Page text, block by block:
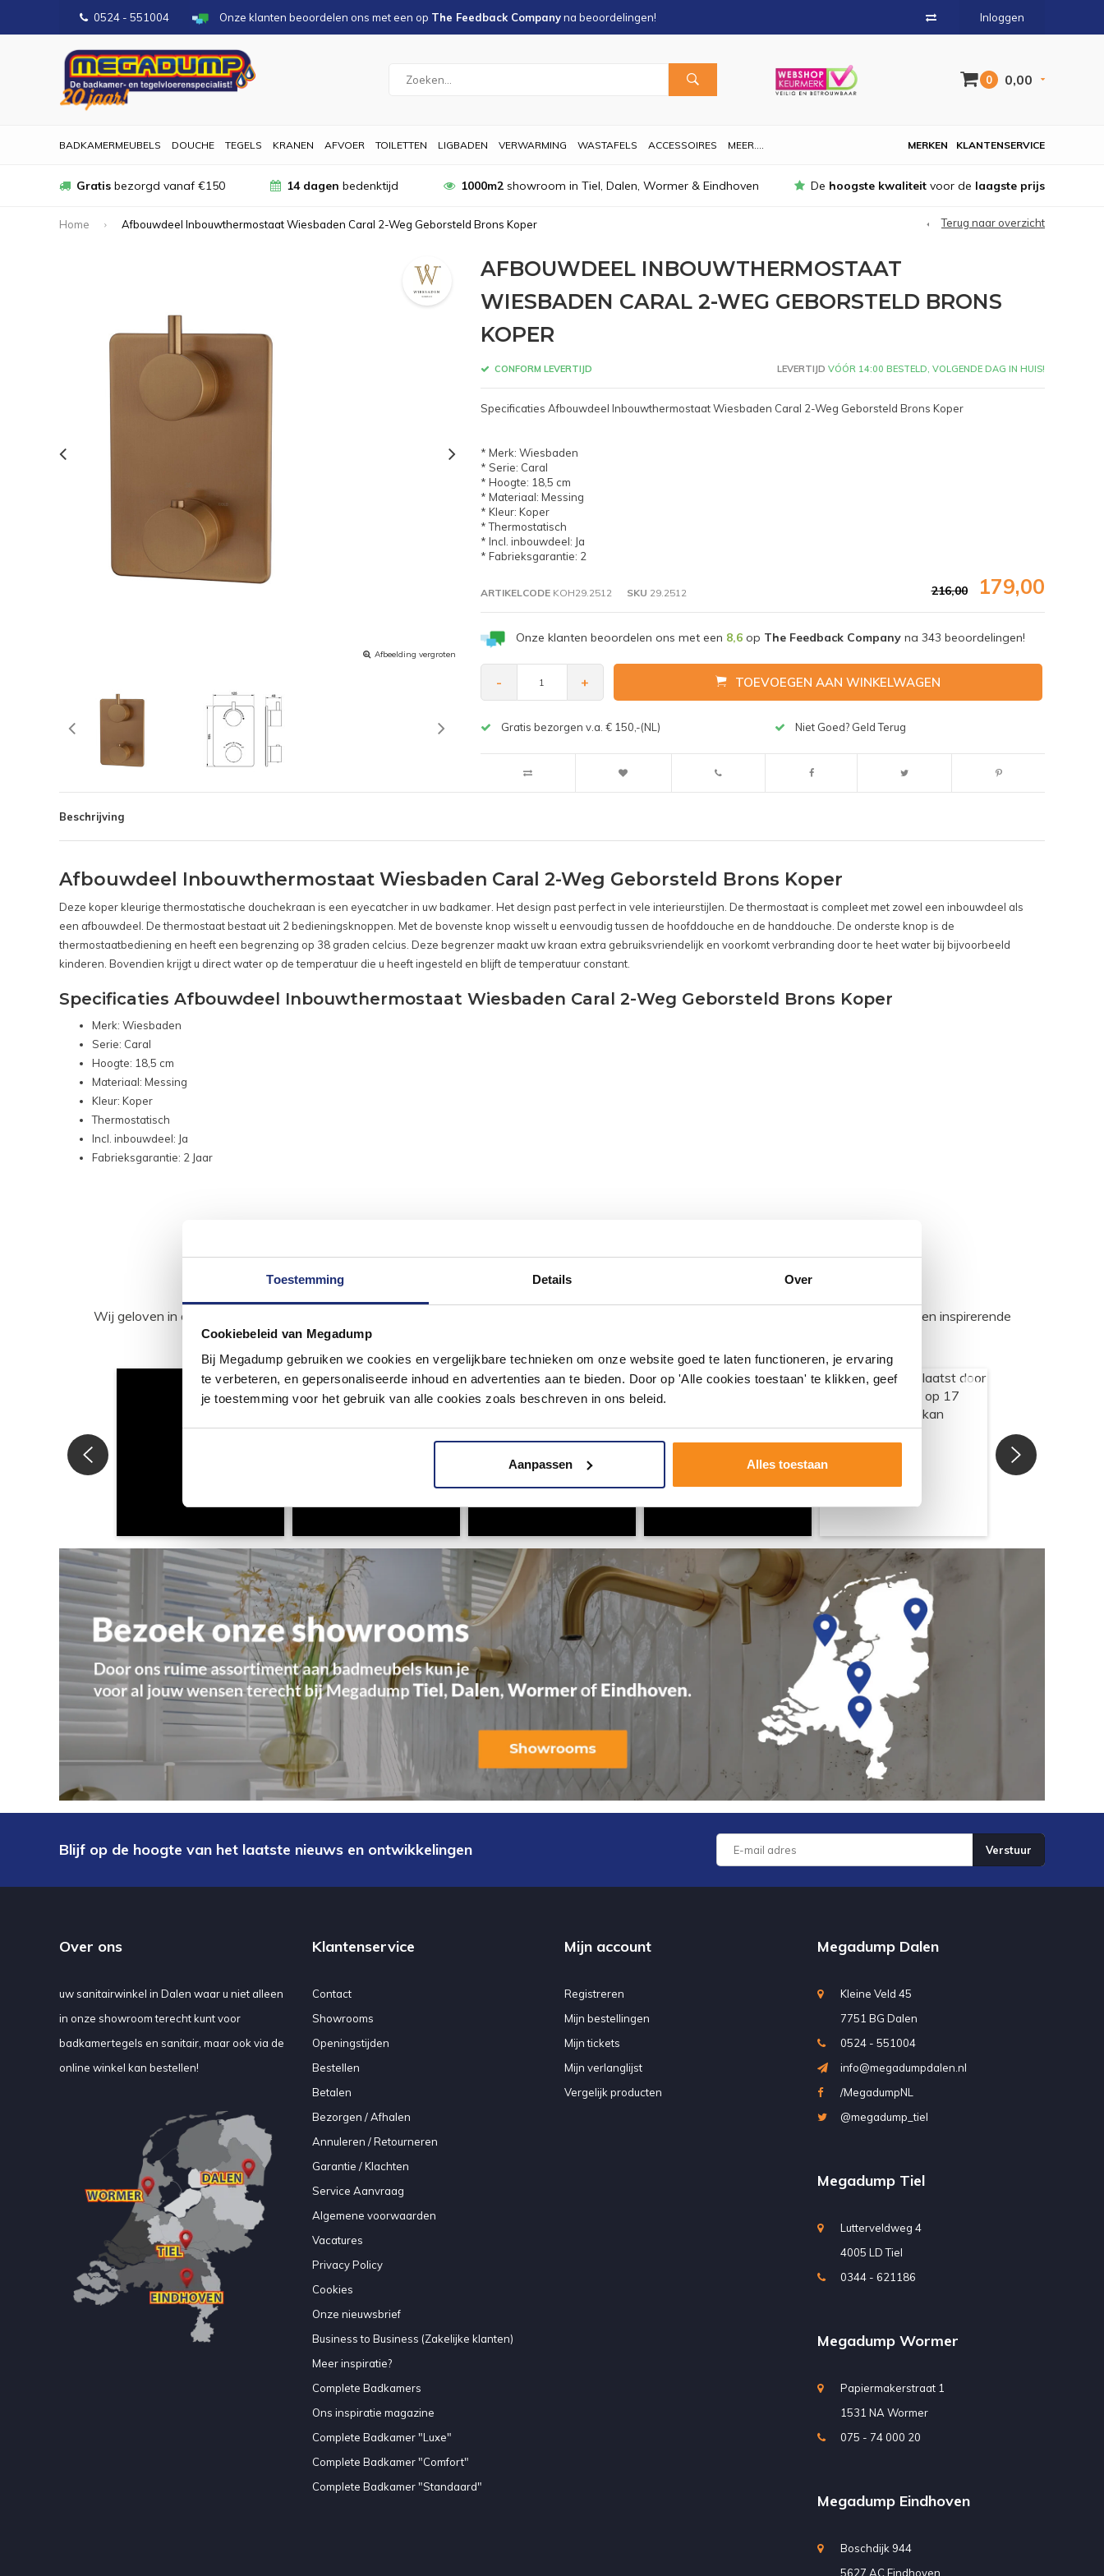
Toestemming Details Over
Cookiebeleid van Megadump
Bij Megadump gebruiken we cookies en vergelijkbare technieken om onze website goed te laten functioneren, je ervaring
te verbeteren, en gepersonaliseerde inhoud en advertenties aan te bieden. Door op 'Alle cookies toestaan' te klikken, geef
je toestemming voor het gebruik van alle cookies zoals beschreven in ons beleid.
Aanpassen Alles toestaan
0524 - 551004 Onze klanten beoordelen ons met een op The Feedback Companyna beoordelingen! Inloggen
0 0,00
BADKAMERMEUBELS DOUCHE TEGELS KRANEN AFVOER TOILETTEN LIGBADEN VERWARMING WASTAFELS ACCESSOIRES MEER.... KLANTENSERVICE
MERKEN
Gratis bezorgd vanaf €150 14 dagen bedenktijd 1000m2showroom in Tiel, Dalen, Wormer & Eindhoven De hoogste kwaliteit voor de laagste prijs
Home Afbouwdeel Inbouwthermostaat Wiesbaden Caral 2-Weg Geborsteld Brons Koper Terug naar overzicht
Afbeelding vergroten
AFBOUWDEEL INBOUWTHERMOSTAAT
WIESBADEN CARAL 2-WEG GEBORSTELD BRONS
KOPER
CONFORM LEVERTIJD LEVERTIJD VÓÓR 14:00 BESTELD, VOLGENDE DAG IN HUIS!
Specificaties Afbouwdeel Inbouwthermostaat Wiesbaden Caral 2-Weg Geborsteld Brons Koper
* Merk: Wiesbaden
* Serie: Caral
* Hoogte: 18,5 cm
* Materiaal: Messing
* Kleur: Koper
* Thermostatisch
* Incl. inbouwdeel: Ja
* Fabrieksgarantie: 2
ARTIKELCODEKOH29.2512 SKU 29.2512 216,00 179,00
Onze klanten beoordelen ons met een 8,6op The Feedback Companyna 343 beoordelingen!
- + TOEVOEGEN AAN WINKELWAGEN
Gratis bezorgen v.a. € 150,-(NL) Niet Goed? Geld Terug
Beschrijving
Afbouwdeel Inbouwthermostaat Wiesbaden Caral 2-Weg Geborsteld Brons Koper
Deze koper kleurige thermostatische douchekraan is een eyecatcher in uw badkamer. Het design past perfect in vele interieurstijlen. De thermostaat is compleet met zowel een inbouwdeel als
een afbouwdeel. De thermostaat bestaat uit 2 bedieningsknoppen. Met de bovenste knop wisselt u eenvoudig tussen de hoofddouche en de handdouche. De onderste knop is de
thermostaatbediening en heeft een begrenzing op 38 graden celcius. Deze begrenzer maakt uw kraan extra gebruiksvriendelijk en voorkomt verbranding door te heet water bij bijvoorbeeld
kinderen. Bovendien krijgt u direct water op de temperatuur die u heeft ingesteld en blijft de temperatuur constant.
Specificaties Afbouwdeel Inbouwthermostaat Wiesbaden Caral 2-Weg Geborsteld Brons Koper
Merk: Wiesbaden
Serie: Caral
Hoogte: 18,5 cm
Materiaal: Messing
Kleur: Koper
Thermostatisch
Incl. inbouwdeel: Ja
Fabrieksgarantie: 2 Jaar
#mijndroombadkamer
Wij geloven in de kracht van delen. Deel jouw badkamer op Instagram met #mijndroombadkamer en tag @megadumpnl. Samen bouwen we een inspirerende
Blijf op de hoogte van het laatste nieuws en ontwikkelingen Verstuur
Over ons
uw sanitairwinkel in Dalen waar u niet alleen
in onze showroom terecht kunt voor
badkamertegels en sanitair, maar ook via de
online winkel kan bestellen!
Klantenservice
Contact
Showrooms
Openingstijden
Bestellen
Betalen
Bezorgen / Afhalen
Annuleren / Retourneren
Garantie / Klachten
Service Aanvraag
Algemene voorwaarden
Vacatures
Privacy Policy
Cookies
Onze nieuwsbrief
Business to Business (Zakelijke klanten)
Meer inspiratie?
Complete Badkamers
Ons inspiratie magazine
Complete Badkamer "Luxe"
Complete Badkamer "Comfort"
Complete Badkamer "Standaard"
Mijn account
Registreren
Mijn bestellingen
Mijn tickets
Mijn verlanglijst
Vergelijk producten
Megadump Dalen
Kleine Veld 45
7751 BG Dalen
0524 - 551004
info@megadumpdalen.nl
/MegadumpNL
@megadump_tiel
Megadump Tiel
Lutterveldweg 4
4005 LD Tiel
0344 - 621186
Megadump Wormer
Papiermakerstraat 1
1531 NA Wormer
075 - 74 000 20
Megadump Eindhoven
Boschdijk 944
5627 AC Eindhoven